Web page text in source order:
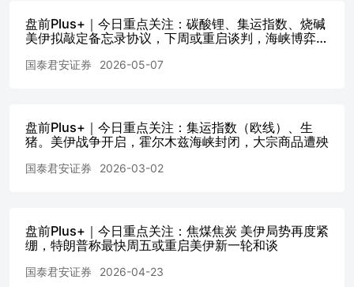
约切换至07合约，市场当前博弈的关键已不在交割，而在于
烧碱自身高产量、高库存的格局。从供应来看，10万吨及以
上烧碱样本企业开工在85.1%，仍同比高于往年。高开工的
无法出现大量外卖液氯的情况。在此背景下，山东液氯仍维
持450元/吨左右的价格，导致产业链“以氯补碱”。要解决当
情况下，检修或不及预期，只能依靠季节性检修缓解供应压
业并没有进一步减产，长协订单可以兑现，散单存在低价卖
给东南亚的下游和贸易商的情况，导致市场采购信心崩塌。
能源套利。从驱动看，液氯大幅降价、出口订单回暖才是市
盘前Plus+｜今日重点关注：碳酸锂、集运指数、烧碱
美伊拟敲定备忘录协议，下周或重启谈判，海峡博弈仍
国泰君安证券 2026-05-07
盘前Plus+｜今日重点关注：集运指数（欧线）、生
猪。美伊战争开启，霍尔木兹海峡封闭，大宗商品遭殃
国泰君安证券 2026-03-02
盘前Plus+｜今日重点关注：焦煤焦炭 美伊局势再度紧
绷，特朗普称最快周五或重启美伊新一轮和谈
国泰君安证券 2026-04-23